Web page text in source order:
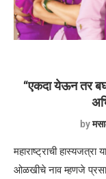
“एकदा येऊन तर
by
महाराष्ट्राची हास्यजत्रा
ओळखीचे नाव म्हणजे